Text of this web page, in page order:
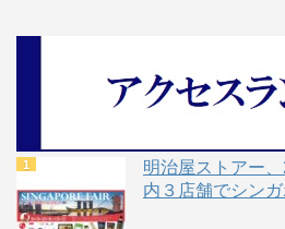
明治屋ストアー
内３店舗でシン